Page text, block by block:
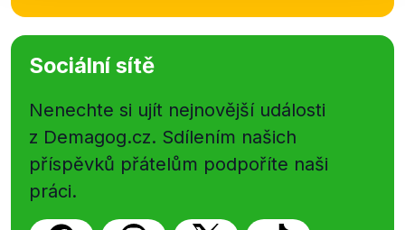
Sociální sítě
Nenechte si ujít nejnovější události
z Demagog.cz. Sdílením našich
příspěvků přátelům podpoříte naši
práci.